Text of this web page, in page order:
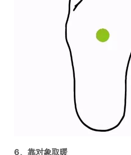
6、靠对象取暖